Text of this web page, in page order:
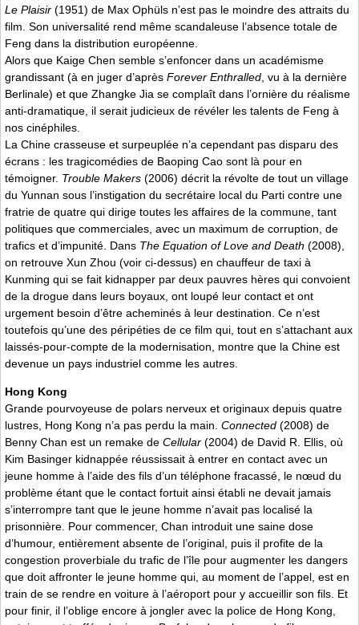
Le Plaisir (1951) de Max Ophüls n’est pas le moindre des attraits du
film. Son universalité rend même scandaleuse l’absence totale de
Feng dans la distribution européenne.
Alors que Kaige Chen semble s’enfoncer dans un académisme
grandissant (à en juger d’après Forever Enthralled , vu à la dernière
Berlinale) et que Zhangke Jia se complaît dans l’ornière du réalisme
anti-dramatique, il serait judicieux de révéler les talents de Feng à
nos cinéphiles.
La Chine crasseuse et surpeuplée n’a cependant pas disparu des
écrans : les tragicomédies de Baoping Cao sont là pour en
témoigner. Trouble Makers (2006) décrit la révolte de tout un village
du Yunnan sous l’instigation du secrétaire local du Parti contre une
fratrie de quatre qui dirige toutes les affaires de la commune, tant
politiques que commerciales, avec un maximum de corruption, de
trafics et d’impunité. Dans The Equation of Love and Death (2008),
on retrouve Xun Zhou (voir ci-dessus) en chauffeur de taxi à
Kunming qui se fait kidnapper par deux pauvres hères qui convoient
de la drogue dans leurs boyaux, ont loupé leur contact et ont
urgement besoin d’être acheminés à leur destination. Ce n’est
toutefois qu’une des péripéties de ce film qui, tout en s’attachant aux
laissés-pour-compte de la modernisation, montre que la Chine est
devenue un pays industriel comme les autres.
Hong Kong
Grande pourvoyeuse de polars nerveux et originaux depuis quatre
lustres, Hong Kong n’a pas perdu la main. Connected (2008) de
Benny Chan est un remake de Cellular (2004) de David R. Ellis, où
Kim Basinger kidnappée réussissait à entrer en contact avec un
jeune homme à l’aide des fils d’un téléphone fracassé, le nœud du
problème étant que le contact fortuit ainsi établi ne devait jamais
s’interrompre tant que le jeune homme n’avait pas localisé la
prisonnière. Pour commencer, Chan introduit une saine dose
d’humour, entièrement absente de l’original, puis il profite de la
congestion proverbiale du trafic de l’île pour augmenter les dangers
que doit affronter le jeune homme qui, au moment de l’appel, est en
train de se rendre en voiture à l’aéroport pour y accueillir son fils. Et
pour finir, il l’oblige encore à jongler avec la police de Hong Kong,